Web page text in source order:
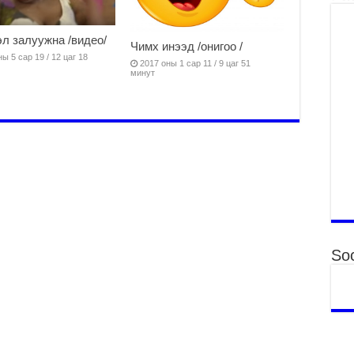
залуужна /видео/
5 сар 19 / 12 цаг 18
Чимх инээд /онигоо /
2017 оны 1 сар 11 / 9 цаг 51
минут